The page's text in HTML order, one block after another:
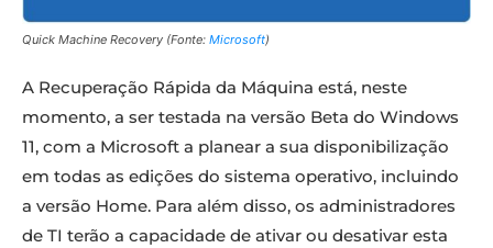
Quick Machine Recovery (Fonte: Microsoft)
A Recuperação Rápida da Máquina está, neste
momento, a ser testada na versão Beta do Windows
11, com a Microsoft a planear a sua disponibilização
em todas as edições do sistema operativo, incluindo
a versão Home. Para além disso, os administradores
de TI terão a capacidade de ativar ou desativar esta